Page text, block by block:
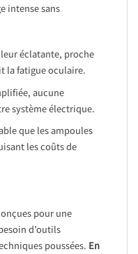
intense sans
éclatante, proche
la fatigue oculaire.
aucune
système électrique.
que les ampoules
les coûts de
pour une
d’outils
poussées. En